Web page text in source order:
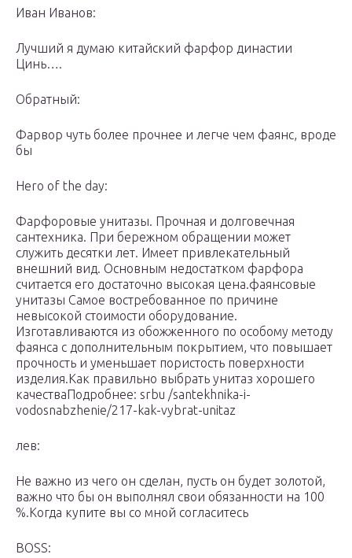
Иван Иванов:
Лучший я думаю китайский фарфор династии
Цинь….
Обратный:
Фарвор чуть более прочнее и легче чем фаянс, вроде
бы
Hero of the day:
Фарфоровые унитазы. Прочная и долговечная
сантехника. При бережном обращении может
служить десятки лет. Имеет привлекательный
внешний вид. Основным недостатком фарфора
считается его достаточно высокая цена.фаянсовые
унитазы Самое востребованное по причине
невысокой стоимости оборудование.
Изготавливаются из обожженного по особому методу
фаянса с дополнительным покрытием, что повышает
прочность и уменьшает пористость поверхности
изделия.Как правильно выбрать унитаз хорошего
качестваПодробнее: srbu /santekhnika-i-
vodosnabzhenie/217-kak-vybrat-unitaz
лев:
Не важно из чего он сделан, пусть он будет золотой,
важно что бы он выполнял свои обязанности на 100
%.Когда купите вы со мной согласитесь
BOSS: